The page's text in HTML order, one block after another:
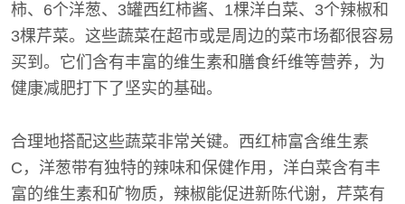
柿、6个洋葱、3罐西红柿酱、1棵洋白菜、3个辣椒和
3棵芹菜。这些蔬菜在超市或是周边的菜市场都很容易
买到。它们含有丰富的维生素和膳食纤维等营养，为
健康减肥打下了坚实的基础。
合理地搭配这些蔬菜非常关键。西红柿富含维生素
C，洋葱带有独特的辣味和保健作用，洋白菜含有丰
富的维生素和矿物质，辣椒能促进新陈代谢，芹菜有